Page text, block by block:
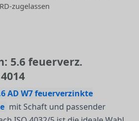
zugelassen
5.6 feuerverz.
AD W7 feuerverzinkte
mit Schaft und passender